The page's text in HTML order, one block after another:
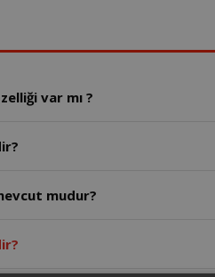
var mı ?
mudur?